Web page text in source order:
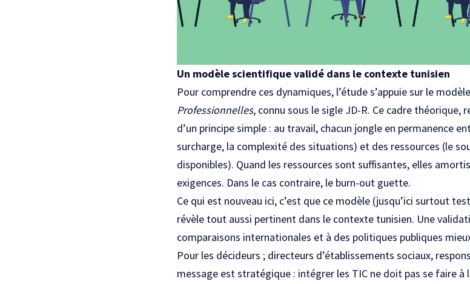
Un modèle scientifique validé dans le contexte tunisien
Pour comprendre ces dynamiques, l’étude s’appuie sur le
Professionnelles, connu sous le sigle JD-R. Ce cadre théorique,
d’un principe simple : au travail, chacun jongle en permanence
surcharge, la complexité des situations) et des ressources (le
disponibles). Quand les ressources sont suffisantes, elles
exigences. Dans le cas contraire, le burn-out guette.
Ce qui est nouveau ici, c’est que ce modèle (jusqu’ici surtout
révèle tout aussi pertinent dans le contexte tunisien. Une
comparaisons internationales et à des politiques publiques
Pour les décideurs ; directeurs d’établissements sociaux,
message est stratégique : intégrer les TIC ne doit pas se faire